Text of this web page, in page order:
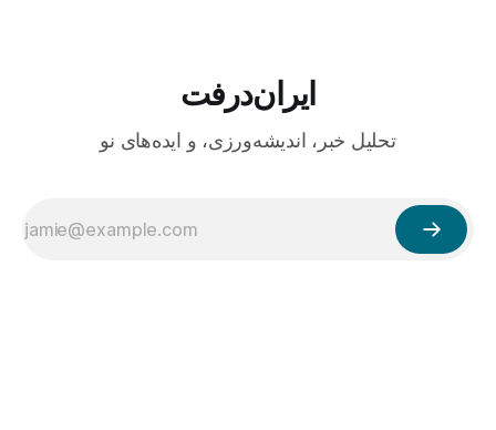
ایران‌درفت
تحلیل خبر، اندیشه‌ورزی، و ایده‌های نو